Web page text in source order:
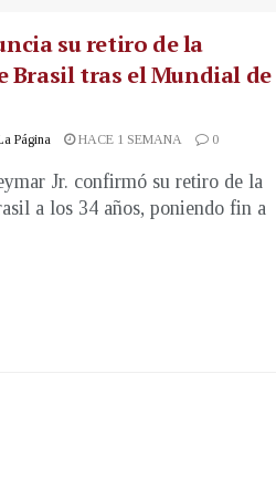
su retiro de la
Brasil tras el Mundial de
Página HACE 1 SEMANA 0
Jr. confirmó su retiro de la
a los 34 años, poniendo fin a